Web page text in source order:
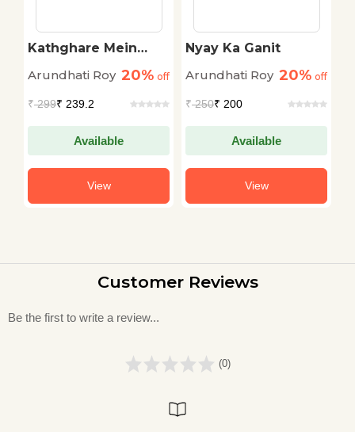
Kathghare Mein
Arundhati Roy 20% off
₹299₹ 239.2
Available
View
Nyay Ka Ganit
Arundhati Roy 20% off
₹250₹ 200
Available
View
Customer Reviews
Be the first to write a review...
(0)